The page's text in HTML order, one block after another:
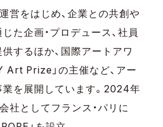
営をはじめ、企業との共創や
た企画・プロデュース、社員
するほか、国際アートアワ
Art Prize」の主催など、アー
業を展開しています。2024年
社としてフランス・パリに